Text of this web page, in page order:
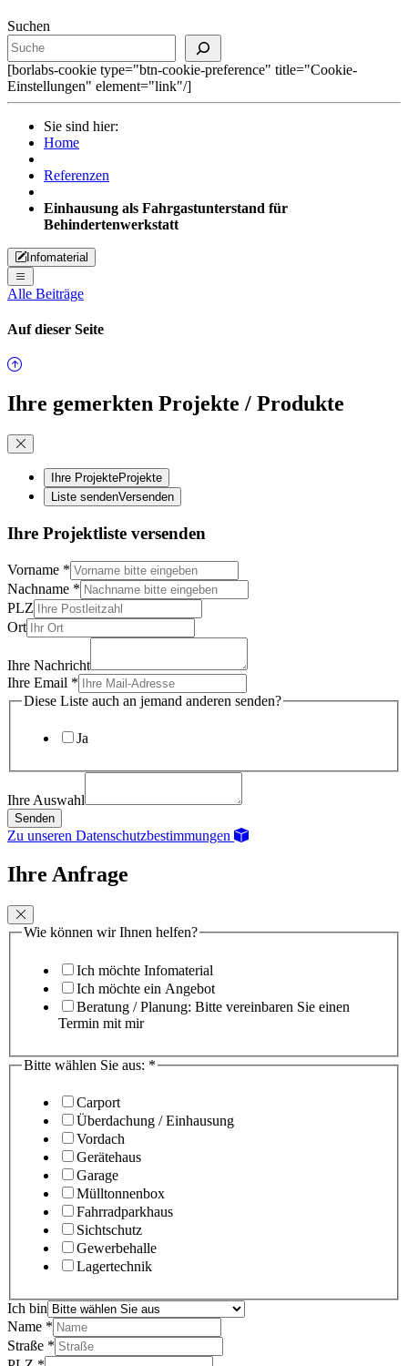
Suchen
[borlabs-cookie type="btn-cookie-preference" title="Cookie-
Einstellungen" element="link"/]
Sie sind hier:
Home
Referenzen
Einhausung als Fahrgastunterstand für
Behindertenwerkstatt
Infomaterial
Alle Beiträge
Auf dieser Seite
Ihre gemerkten Projekte / Produkte
Ihre ProjekteProjekte
Liste sendenVersenden
Ihre Projektliste versenden
Vorname *
Nachname *
PLZ
Ort
Ihre Nachricht
Ihre Email *
Diese Liste auch an jemand anderen senden?
Ja
Ihre Auswahl
Senden
Zu unseren Datenschutzbestimmungen
Ihre Anfrage
Wie können wir Ihnen helfen?
Ich möchte Infomaterial
Ich möchte ein Angebot
Beratung / Planung: Bitte vereinbaren Sie einen
Termin mit mir
Bitte wählen Sie aus: *
Carport
Überdachung / Einhausung
Vordach
Gerätehaus
Garage
Mülltonnenbox
Fahrradparkhaus
Sichtschutz
Gewerbehalle
Lagertechnik
Ich bin
Name *
Straße *